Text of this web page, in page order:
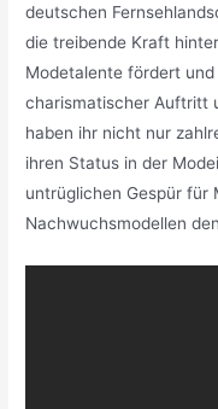
deutschen
die treibende Kraft
Modetalente fördert
charismatischer Auftritt
haben ihr nicht nur
ihren Status in der
untrüglichen Gespür für
Nachwuchsmodellen